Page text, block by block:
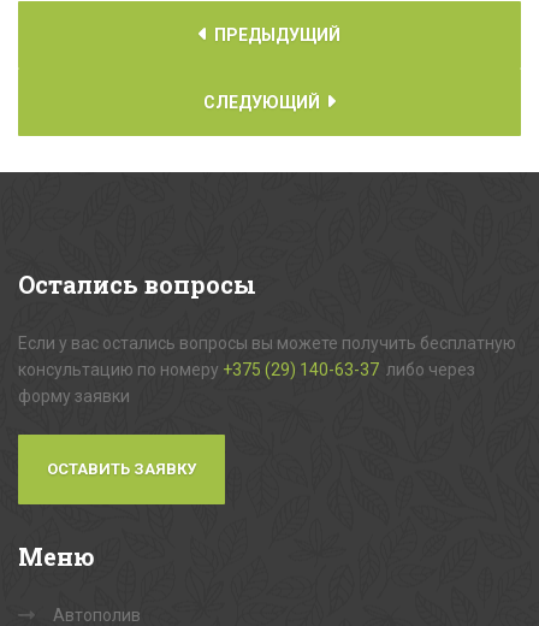
ПРЕДЫДУЩИЙ
СЛЕДУЮЩИЙ
Остались вопросы
Если у вас остались вопросы вы можете получить бесплатную
консультацию по номеру +375 (29) 140-63-37 либо через
форму заявки
ОСТАВИТЬ ЗАЯВКУ
Меню
Автополив